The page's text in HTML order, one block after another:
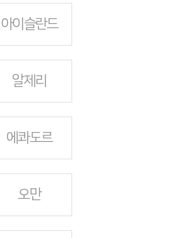
아이슬란드
알제리
에콰도르
오만